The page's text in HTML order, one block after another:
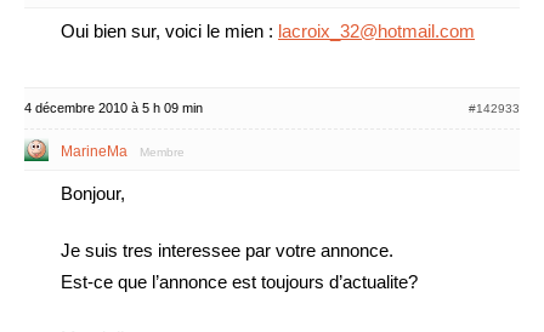
Oui bien sur, voici le mien : lacroix_32@hotmail.com
4 décembre 2010 à 5 h 09 min #142933
MarineMa Membre
Bonjour,
Je suis tres interessee par votre annonce.
Est-ce que l’annonce est toujours d’actualite?